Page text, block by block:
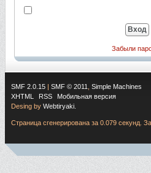
Забыли
SMF 2.0.15 SMF © 2011
Simple Machines
XHTML
RSS
Мобильная версия
Desing by Webtiryaki.
Страница сгенерирована за 0.079 секунд.